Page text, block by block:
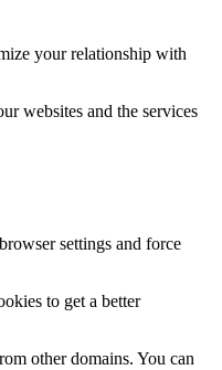
your relationship with
websites and the services
settings and force
to get a better
other domains. You can